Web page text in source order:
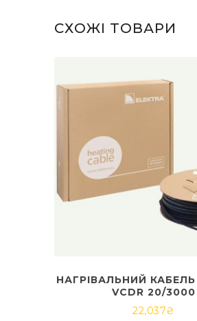
СХОЖІ ТОВАРИ
НАГРІВАЛЬНИЙ КАБЕЛЬ
VCDR 20/3000
22,037₴